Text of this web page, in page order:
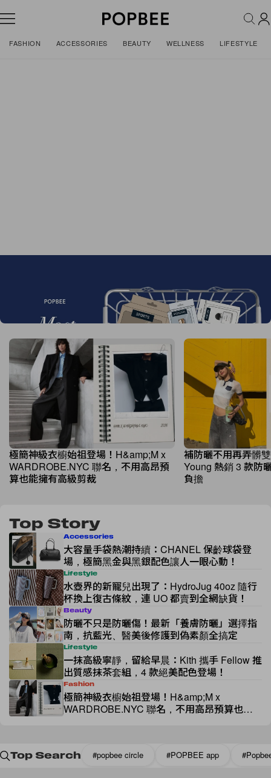
FASHION ACCESSORIES BEAUTY WELLNESS LIFESTYLE
Most Hearted Awards 2026 結果揭曉！10
大時尚、美妝潮流代表誕生
極簡神級衣櫥始祖登場！H&amp;M x
WARDROBE.NYC 聯名，不用高昂預
算也能擁有高級剪裁
補防曬不用再弄髒
Young 熱銷 3 款防
負擔
Top Story
Accessories
大容量手袋熱潮持續：CHANEL 保齡球袋登
場，極簡黑金與黑銀配色讓人一眼心動！
Lifestyle
水壺界的新寵兒出現了：HydroJug 40oz 隨行
杯換上復古條紋，連 UO 都賣到全網缺貨！
Beauty
防曬不只是防曬傷！最新「養膚防曬」選擇指
南，抗藍光、醫美後修護到偽素顏全搞定
Lifestyle
一抹高級寧靜，留給早晨：Kith 攜手 Fellow 推
出質感抹茶套組，4 款絕美配色登場！
Fashion
極簡神級衣櫥始祖登場！H&amp;M x
WARDROBE.NYC 聯名，不用高昂預算也能
Top Search #popbee circle #POPBEE app